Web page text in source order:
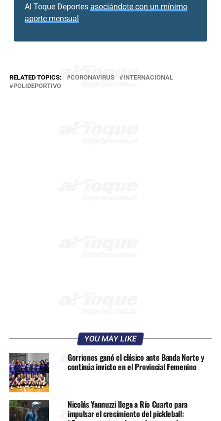
Al Toque Deportes asociándote con un mínimo
aporte mensual
RELATED TOPICS: CORONAVIRUS
INTERNACIONAL
POLIDEPORTIVO
YOU MAY LIKE
Gorriones ganó el clásico ante Banda Norte y
continúa invicto en el Provincial Femenino
Nicolás Yannuzzi llega a Río Cuarto para
impulsar el crecimiento del pickleball: